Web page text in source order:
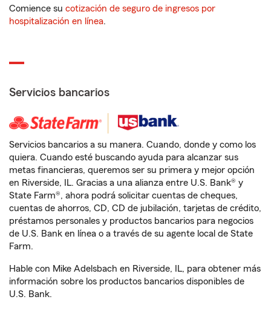
Comience su cotización de seguro de ingresos por
hospitalización en línea.
Servicios bancarios
Servicios bancarios a su manera. Cuando, donde y como los
quiera. Cuando esté buscando ayuda para alcanzar sus
metas financieras, queremos ser su primera y mejor opción
en Riverside, IL. Gracias a una alianza entre U.S. Bank® y
State Farm®, ahora podrá solicitar cuentas de cheques,
cuentas de ahorros, CD, CD de jubilación, tarjetas de crédito,
préstamos personales y productos bancarios para negocios
de U.S. Bank en línea o a través de su agente local de State
Farm.
Hable con Mike Adelsbach en Riverside, IL, para obtener más
información sobre los productos bancarios disponibles de
U.S. Bank.